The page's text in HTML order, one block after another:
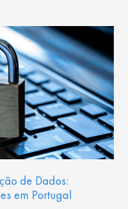
de Dados:
em Portugal